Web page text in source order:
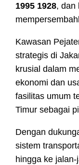
1995 1928, dan
Kawasan
strategis di
krusial dalam
ekonomi dan
fasilitas umum
Timur sebagai
Dengan
sistem
hingga ke